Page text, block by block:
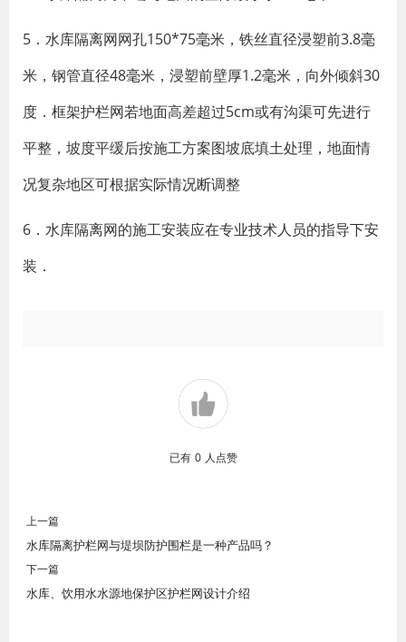
5．水库隔离网网孔150*75毫米，铁丝直径浸塑前3.8毫
米，钢管直径48毫米，浸塑前壁厚1.2毫米，向外倾斜30
度．框架护栏网若地面高差超过5cm或有沟渠可先进行
平整，坡度平缓后按施工方案图坡底填土处理，地面情
况复杂地区可根据实际情况断调整
6．水库隔离网的施工安装应在专业技术人员的指导下安
装．
已有 0 人点赞
上一篇
水库隔离护栏网与堤坝防护围栏是一种产品吗？
下一篇
水库、饮用水水源地保护区护栏网设计介绍